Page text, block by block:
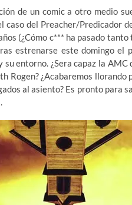
de un comic a otro medio
caso del Preacher/Predicador
(¿Cómo c*** ha pasado
estrenarse este domingo
entorno. ¿Sera capaz la
Rogen? ¿Acabaremos
al asiento? Es pronto para